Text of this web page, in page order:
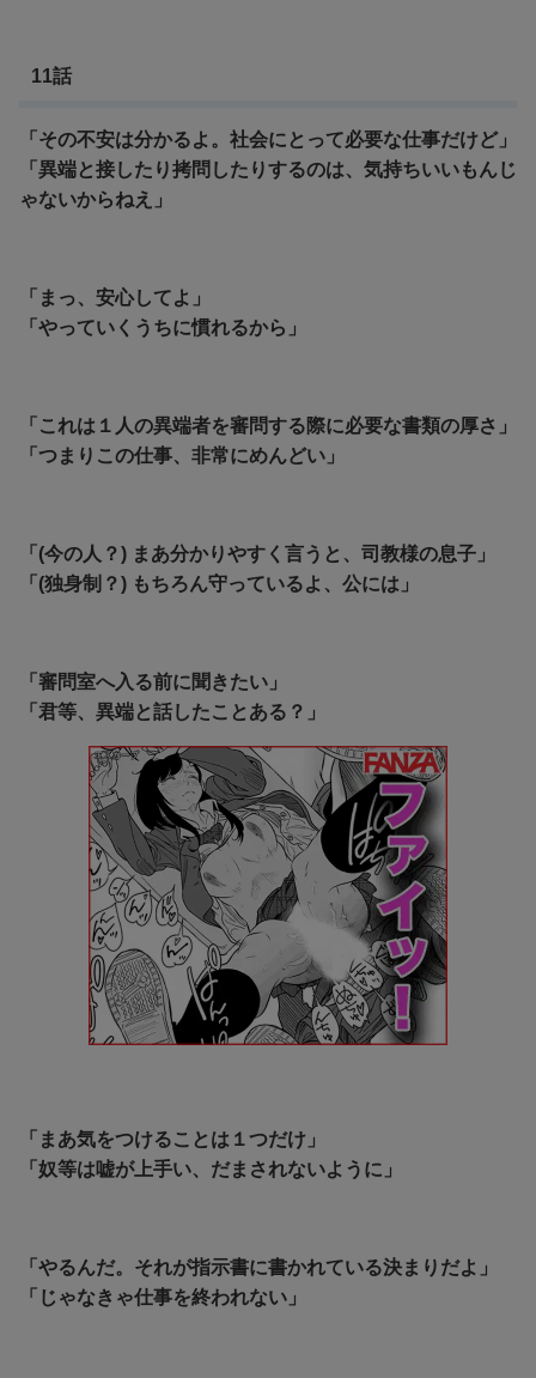
11話
「その不安は分かるよ。社会にとって必要な仕事だけど」
「異端と接したり拷問したりするのは、気持ちいいもんじ
ゃないからねえ」
「まっ、安心してよ」
「やっていくうちに慣れるから」
「これは１人の異端者を審問する際に必要な書類の厚さ」
「つまりこの仕事、非常にめんどい」
「(今の人？) まあ分かりやすく言うと、司教様の息子」
「(独身制？) もちろん守っているよ、公には」
「審問室へ入る前に聞きたい」
「君等、異端と話したことある？」
「まあ気をつけることは１つだけ」
「奴等は嘘が上手い、だまされないように」
「やるんだ。それが指示書に書かれている決まりだよ」
「じゃなきゃ仕事を終われない」